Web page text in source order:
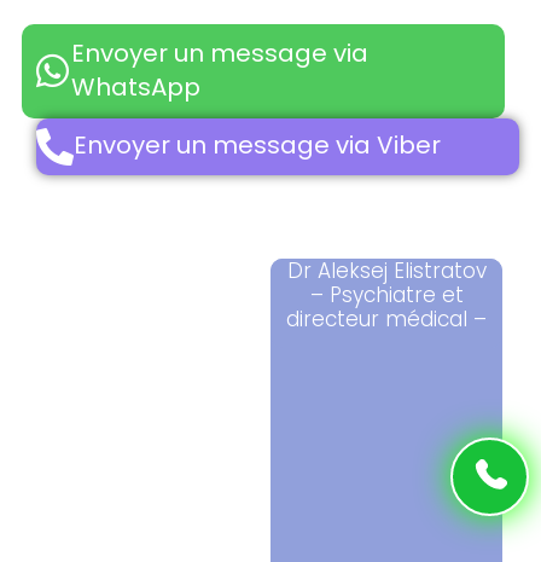
Envoyer un message via
WhatsApp
Envoyer un message via Viber
Dr Aleksej Elistratov
– Psychiatre et
directeur médical –